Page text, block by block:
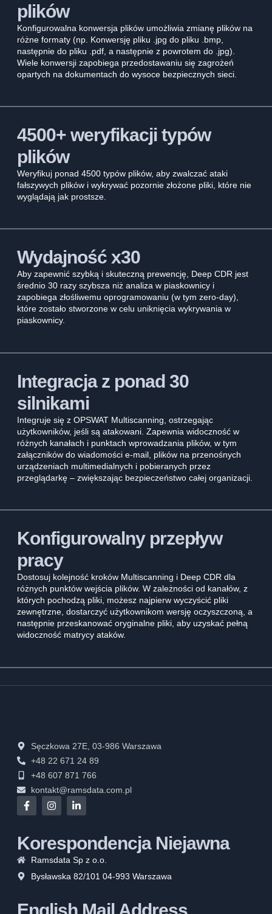
plików
Konfigurowalna konwersja plików umożliwia zmianę plików na
różne formaty (np. Konwersję pliku .jpg do pliku .bmp,
następnie do pliku .pdf, a następnie z powrotem do .jpg).
Wiele konwersji zapobiega przedostawaniu się zagrożeń
opartych na dokumentach do wysoce bezpiecznych sieci.
4500+ weryfikacji typów
plików
Weryfikuj ponad 4500 typów plików, aby zwalczać ataki
fałszywych plików i wykrywać pozornie złożone pliki, które nie
wyglądają jak prostsze.
Wydajność x30
Aby zapewnić szybką i skuteczną prewencję, Deep CDR jest
średnio 30 razy szybsza niż analiza w piaskownicy i
zapobiega złośliwemu oprogramowaniu (w tym zero-day),
które zostało stworzone w celu uniknięcia wykrywania w
piaskownicy.
Integracja z ponad 30
silnikami
Integruje się z OPSWAT Multiscanning, ostrzegając
użytkowników, jeśli są atakowani. Zapewnia widoczność w
różnych kanałach i punktach wprowadzania plików, w tym
załączników do wiadomości e-mail, plików na przenośnych
urządzeniach multimedialnych i pobieranych przez
przeglądarkę – zwiększając bezpieczeństwo całej organizacji.
Konfigurowalny przepływ
pracy
Dostosuj kolejność kroków Multiscanning i Deep CDR dla
różnych punktów wejścia plików. W zależności od kanałów, z
których pochodzą pliki, możesz najpierw wyczyścić pliki
zewnętrzne, dostarczyć użytkownikom wersję oczyszczoną, a
następnie przeskanować oryginalne pliki, aby uzyskać pełną
widoczność matrycy ataków.
Sęczkowa 27E, 03-986 Warszawa
+48 22 671 24 89
+48 607 871 766
kontakt@ramsdata.com.pl
Korespondencja Niejawna
Ramsdata Sp z o.o.
Bysławska 82/101 04-993 Warszawa
English Mail Address